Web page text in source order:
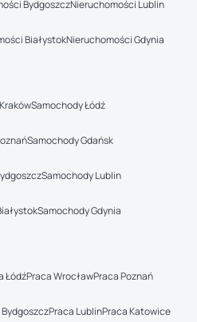
BydgoszczNieruchomości Lublin
BiałystokNieruchomości Gdynia
Samochody Łódź
Samochody Gdańsk
Samochody Lublin
Samochody Gdynia
ŁódźPraca WrocławPraca Poznań
Praca LublinPraca Katowice